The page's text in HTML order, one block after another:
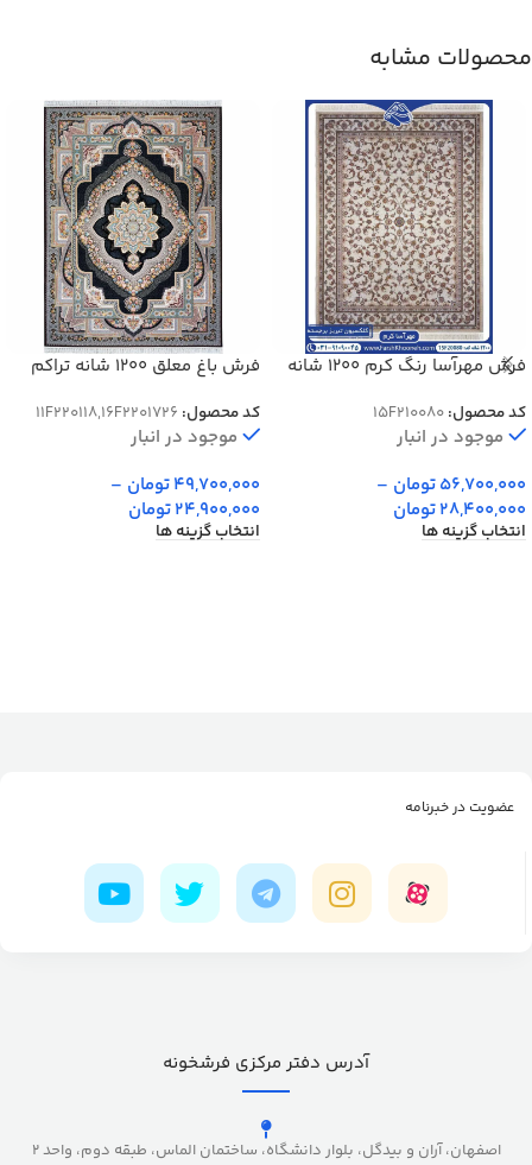
محصولات مشابه
فرش مهرآسا رنگ کرم 1200 شانه
کد محصول:15F210080
موجود در انبار
56,700,000تومان –
28,400,000تومان
انتخاب گزینه ها
فرش باغ معلق 1200 شانه تراکم
کد محصول: 11F220118,16F2201726
موجود در انبار
49,700,000تومان –
24,900,000تومان
انتخاب گزینه ها
عضویت در خبرنامه
آدرس دفتر مرکزی فرشخونه
اصفهان، آران و بیدگل، بلوار دانشگاه، ساختمان الماس، طبقه دوم، واحد 2